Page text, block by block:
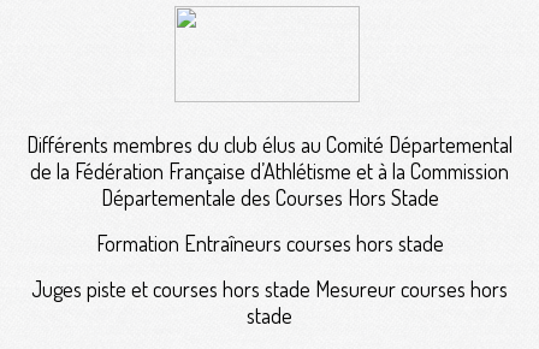
Différents membres du club élus au Comité Départemental
de la Fédération Française d’Athlétisme et à la Commission
Départementale des Courses Hors Stade
Formation Entraîneurs courses hors stade
Juges piste et courses hors stade Mesureur courses hors
stade